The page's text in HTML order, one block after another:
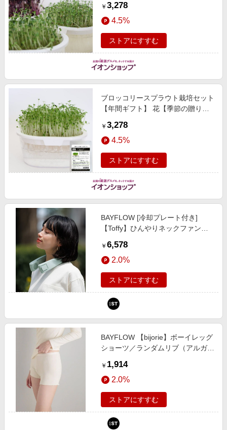
￥ 3,278
4.5%
ストアにすすむ
ブロッコリースプラウト栽培セット
【年間ギフト】 花【季節の贈り物
￥ 3,278
4.5%
ストアにすすむ
BAYFLOW [冷却プレート付き]
【Toffy】ひんやりネックファン
ー ベイフロー 654309 and ST アン
ドエスティ（旧ドットエスティ）
￥ 6,578
2.0%
ストアにすすむ
BAYFLOW 【bijorie】ボーイレッグ
ショーツ／ランダムリブ（アルガン
ティメイト ベイフロー 130577 and
ST アンドエスティ（旧ドットエス
ティ）
￥ 1,914
2.0%
ストアにすすむ